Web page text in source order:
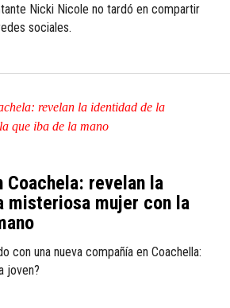
Nicki Nicole no tardó en compartir
sociales.
Coachela: revelan la
misteriosa mujer con la
con una nueva compañía en Coachella:
joven?